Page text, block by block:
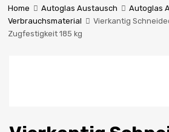
Home Autoglas Austausch
Autoglas
Verbrauchsmaterial
Vierkantig
Zugfestigkeit 185 kg